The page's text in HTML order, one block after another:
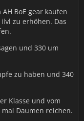
BoE gear kaufen
zu erhöhen. Das
und 330 um
zu haben und 340
Klasse und vom
mal Daumen reichen.